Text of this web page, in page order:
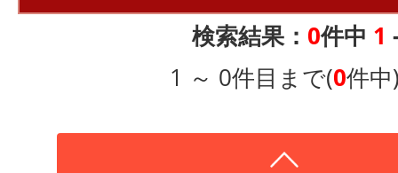
検索結果： 0件中 1
1 ～ 0件目まで(0件中